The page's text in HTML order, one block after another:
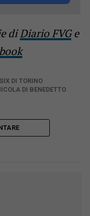
diDiario FVGe
DI TORINO
DI BENEDETTO